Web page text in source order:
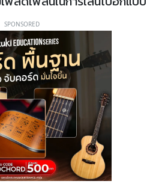
SPONSORED